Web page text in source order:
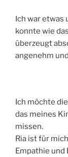
Ich war etwas
konnte wie
überzeugt
angenehm
Ich möchte
das meines
missen.
Ria ist für
Empathie